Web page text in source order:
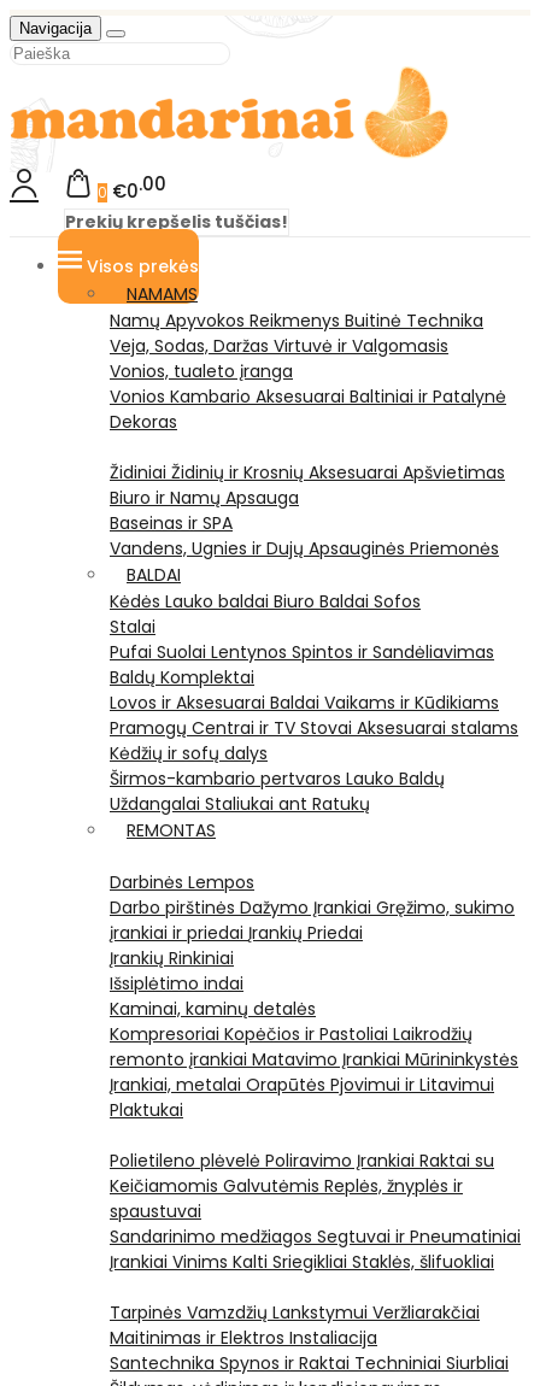
Navigacija
0 €0 00
Prekių krepšelis tuščias!
Visos prekės
NAMAMS
Namų Apyvokos Reikmenys Buitinė Technika
Veja, Sodas, Daržas Virtuvė ir Valgomasis
Vonios, tualeto įranga
Vonios Kambario Aksesuarai Baltiniai ir Patalynė
Dekoras
Židiniai Židinių ir Krosnių Aksesuarai Apšvietimas
Biuro ir Namų Apsauga
Baseinas ir SPA
Vandens, Ugnies ir Dujų Apsauginės Priemonės
BALDAI
Kėdės Lauko baldai Biuro Baldai Sofos
Stalai
Pufai Suolai Lentynos Spintos ir Sandėliavimas
Baldų Komplektai
Lovos ir Aksesuarai Baldai Vaikams ir Kūdikiams
Pramogų Centrai ir TV Stovai Aksesuarai stalams
Kėdžių ir sofų dalys
Širmos-kambario pertvaros Lauko Baldų
Uždangalai Staliukai ant Ratukų
REMONTAS
Darbinės Lempos
Darbo pirštinės Dažymo Įrankiai Gręžimo, sukimo
įrankiai ir priedai Įrankių Priedai
Įrankių Rinkiniai
Išsiplėtimo indai
Kaminai, kaminų detalės
Kompresoriai Kopėčios ir Pastoliai Laikrodžių
remonto įrankiai Matavimo Įrankiai Mūrininkystės
Įrankiai, metalai Orapūtės Pjovimui ir Litavimui
Plaktukai
Polietileno plėvelė Poliravimo Įrankiai Raktai su
Keičiamomis Galvutėmis Replės, žnyplės ir
spaustuvai
Sandarinimo medžiagos Segtuvai ir Pneumatiniai
Įrankiai Vinims Kalti Sriegikliai Staklės, šlifuokliai
Tarpinės Vamzdžių Lankstymui Veržliarakčiai
Maitinimas ir Elektros Instaliacija
Santechnika Spynos ir Raktai Techniniai Siurbliai